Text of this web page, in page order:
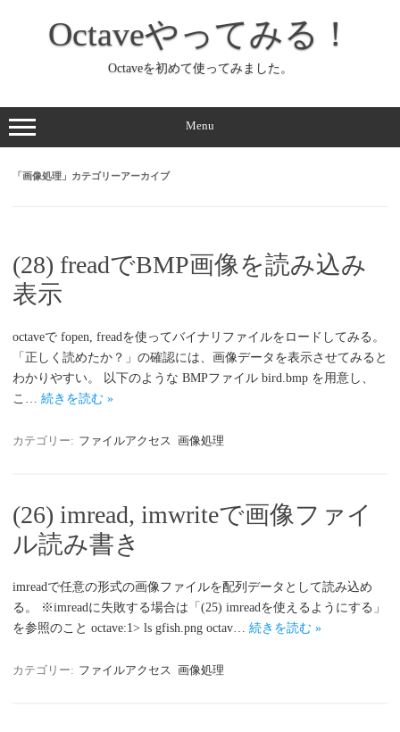
ッ
プ
Octaveやってみる！
Octaveを初めて使ってみました。
Menu
「画像処理 」カテゴリーアーカイブ
(28) freadでBMP画像を読み込み
表示
octaveで fopen, freadを使ってバイナリファイルをロードしてみる。
「正しく読めたか？」の確認には、画像データを表示させてみると
わかりやすい。 以下のような BMPファイル bird.bmp を用意し、
こ… 続きを読む »
カテゴリー: ファイルアクセス 画像処理
(26) imread, imwriteで画像ファイ
ル読み書き
imreadで任意の形式の画像ファイルを配列データとして読み込め
る。 ※imreadに失敗する場合は「(25) imreadを使えるようにする」
を参照のこと octave:1> ls gfish.png octav… 続きを読む »
カテゴリー: ファイルアクセス 画像処理